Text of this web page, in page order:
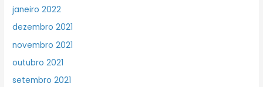
janeiro 2022
dezembro 2021
novembro 2021
outubro 2021
setembro 2021